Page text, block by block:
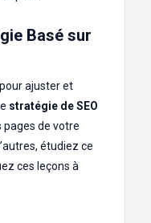
Basé sur
ajuster et
stratégie de SEO
pages de votre
étudiez ce
ces leçons à